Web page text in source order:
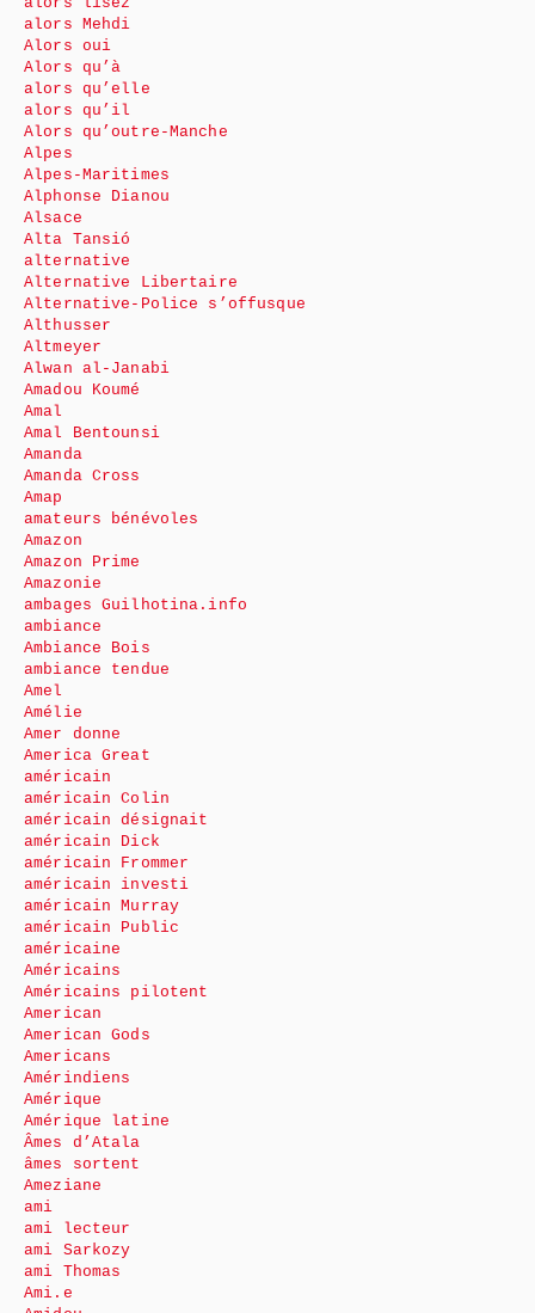
alors Mehdi
Alors oui
Alors qu’à
alors qu’elle
alors qu’il
Alors qu’outre-Manche
Alpes
Alpes-Maritimes
Alphonse Dianou
Alsace
Alta Tansió
alternative
Alternative Libertaire
Alternative-Police s’offusque
Althusser
Altmeyer
Alwan al-Janabi
Amadou Koumé
Amal
Amal Bentounsi
Amanda
Amanda Cross
Amap
amateurs bénévoles
Amazon
Amazon Prime
Amazonie
ambages Guilhotina.info
ambiance
Ambiance Bois
ambiance tendue
Amel
Amélie
Amer donne
America Great
américain
américain Colin
américain désignait
américain Dick
américain Frommer
américain investi
américain Murray
américain Public
américaine
Américains
Américains pilotent
American
American Gods
Americans
Amérindiens
Amérique
Amérique latine
Âmes d’Atala
âmes sortent
Ameziane
ami
ami lecteur
ami Sarkozy
ami Thomas
Ami.e